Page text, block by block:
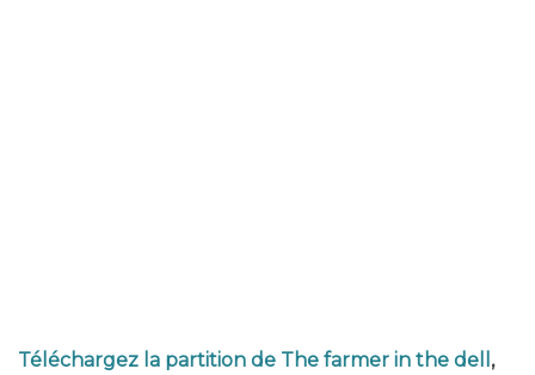
Téléchargez la partition de The farmer in the dell ,